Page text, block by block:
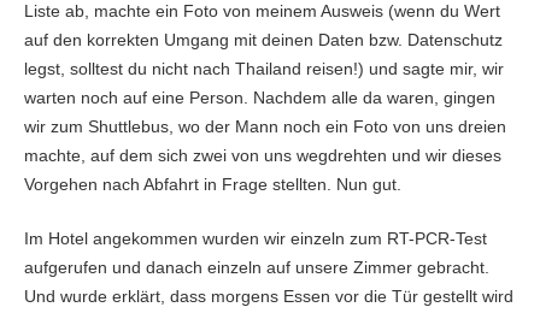
Liste ab, machte ein Foto von meinem Ausweis (wenn du Wert
auf den korrekten Umgang mit deinen Daten bzw. Datenschutz
legst, solltest du nicht nach Thailand reisen!) und sagte mir, wir
warten noch auf eine Person. Nachdem alle da waren, gingen
wir zum Shuttlebus, wo der Mann noch ein Foto von uns dreien
machte, auf dem sich zwei von uns wegdrehten und wir dieses
Vorgehen nach Abfahrt in Frage stellten. Nun gut.
Im Hotel angekommen wurden wir einzeln zum RT-PCR-Test
aufgerufen und danach einzeln auf unsere Zimmer gebracht.
Und wurde erklärt, dass morgens Essen vor die Tür gestellt wird